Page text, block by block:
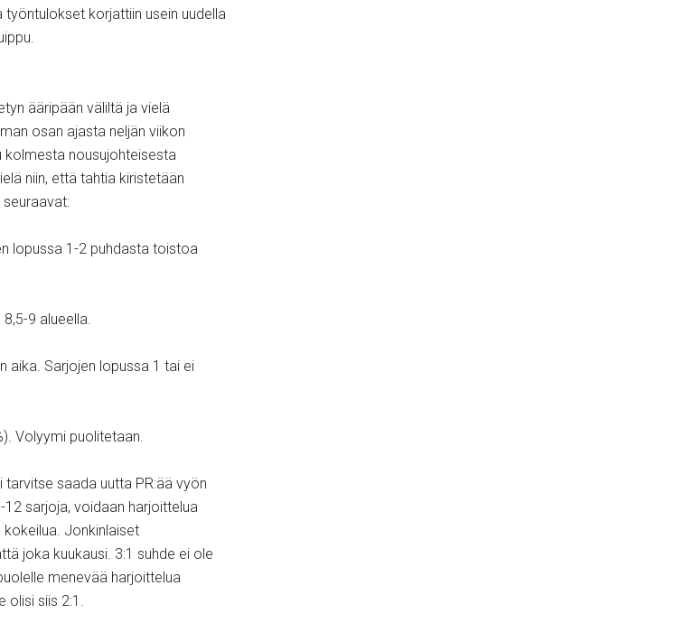
korjattiin usein uudella
ääripään väliltä ja vielä
osan ajasta neljän viikon
kolmesta nousujohteisesta
niin, että tahtia kiristetään
seuraavat:
lopussa 1-2 puhdasta toistoa
9 alueella.
aika. Sarjojen lopussa 1 tai ei
Volyymi puolitetaan.
saada uutta PR:ää vyön
12 sarjoja, voidaan harjoittelua
kokeilua. Jonkinlaiset
joka kuukausi. 3:1 suhde ei ole
menevää harjoittelua
olisi siis 2:1.